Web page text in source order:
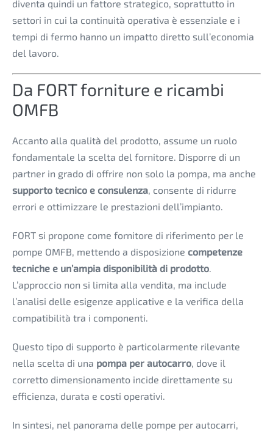
diventa quindi un fattore strategico, soprattutto in
settori in cui la continuità operativa è essenziale e i
tempi di fermo hanno un impatto diretto sull’economia
del lavoro.
Da FORT forniture e ricambi
OMFB
Accanto alla qualità del prodotto, assume un ruolo
fondamentale la scelta del fornitore. Disporre di un
partner in grado di offrire non solo la pompa, ma anche
supporto tecnico e consulenza , consente di ridurre
errori e ottimizzare le prestazioni dell’impianto.
FORT si propone come fornitore di riferimento per le
pompe OMFB, mettendo a disposizione competenze
tecniche e un’ampia disponibilità di prodotto
L’approccio non si limita alla vendita, ma include
l’analisi delle esigenze applicative e la verifica della
compatibilità tra i componenti.
Questo tipo di supporto è particolarmente rilevante
nella scelta di una pompa per autocarro , dove il
corretto dimensionamento incide direttamente su
efficienza, durata e costi operativi.
In sintesi, nel panorama delle pompe per autocarri,